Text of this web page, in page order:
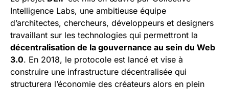
Intelligence Labs, une ambitieuse équipe
d’architectes, chercheurs, développeurs et designers
travaillant sur les technologies qui permettront la
décentralisation de la gouvernance au sein du Web
3.0. En 2018, le protocole est lancé et vise à
construire une infrastructure décentralisée qui
structurera l’économie des créateurs alors en plein